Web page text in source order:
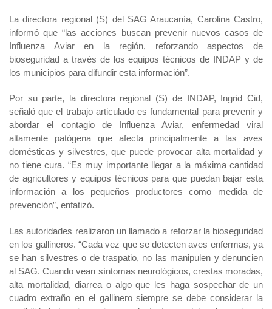
Biblioteca
La directora regional (S) del SAG Araucanía, Carolina Castro,
informó que “las acciones buscan prevenir nuevos casos de
Influenza Aviar en la región, reforzando aspectos de
bioseguridad a través de los equipos técnicos de INDAP y de
los municipios para difundir esta información”.
Por su parte, la directora regional (S) de INDAP, Ingrid Cid,
señaló que el trabajo articulado es fundamental para prevenir y
abordar el contagio de Influenza Aviar, enfermedad viral
altamente patógena que afecta principalmente a las aves
domésticas y silvestres, que puede provocar alta mortalidad y
no tiene cura. “Es muy importante llegar a la máxima cantidad
de agricultores y equipos técnicos para que puedan bajar esta
información a los pequeños productores como medida de
prevención”, enfatizó.
Las autoridades realizaron un llamado a reforzar la bioseguridad
en los gallineros. “Cada vez que se detecten aves enfermas, ya
se han silvestres o de traspatio, no las manipulen y denuncien
al SAG. Cuando vean síntomas neurológicos, crestas moradas,
alta mortalidad, diarrea o algo que les haga sospechar de un
cuadro extraño en el gallinero siempre se debe considerar la